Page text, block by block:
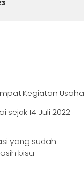
Kegiatan Usaha
14 Juli 2022
yang sudah
bisa